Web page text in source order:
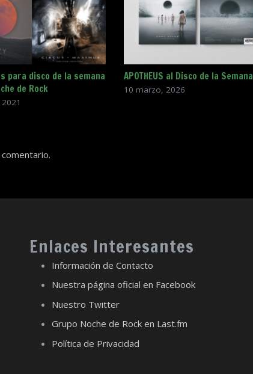
para disco de la semana
de Rock
APOTHEUS al Disco de la Semana
10 marzo, 2026
Enlaces Interesantes
Información de Contacto
Nuestra página oficial en Facebook
Nuestro Twitter
Grupo Noche de Rock en Last.fm
Política de Privacidad